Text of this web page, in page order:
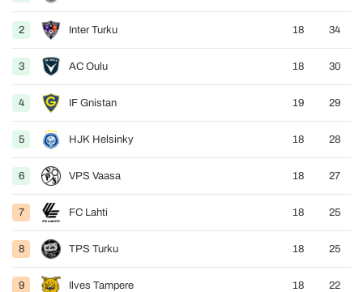
2 Inter Turku 18 34
3 AC Oulu 18 30
4 IF Gnistan 19 29
5 HJK Helsinky 18 28
6 VPS Vaasa 18 27
7 FC Lahti 18 25
8 TPS Turku 18 25
9 Ilves Tampere 18 22